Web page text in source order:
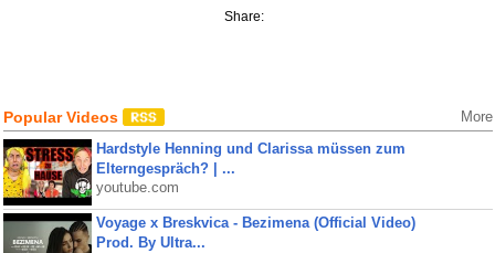
Share:
Popular Videos More
Hardstyle Henning und Clarissa müssen zum
Elterngespräch? | ...
youtube.com
Voyage x Breskvica - Bezimena (Official Video)
Prod. By Ultra...